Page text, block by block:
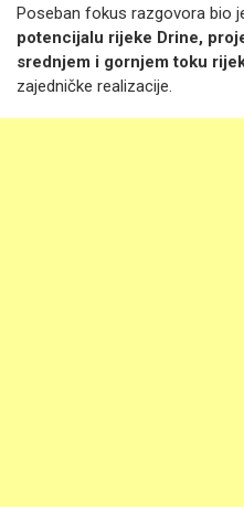
Poseban fokus razgovora bio
potencijalu rijeke Drine,
srednjem i gornjem toku
zajedničke realizacije.